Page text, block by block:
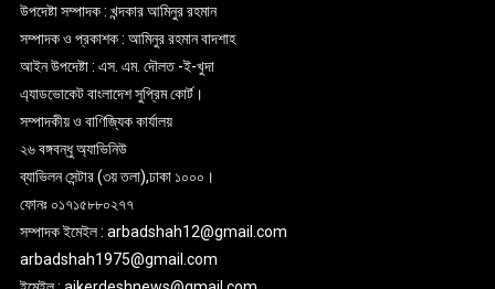
উপদেষ্টা সম্পাদক : খন্দকার আমিনুর রহমান
সম্পাদক ও প্রকাশক : আমিনুর রহমান বাদশাহ
আইন উপদেষ্টা : এস. এম. দৌলত -ই-খুদা
এ্যাডভোকেট বাংলাদেশ সুপ্রিম কোর্ট।
সম্পাদকীয় ও বাণিজ্যিক কার্যালয়
২৬ বঙ্গবন্ধু অ্যাভিনিউ
ব্যাভিলন সেন্টার (৩য় তলা),ঢাকা ১০০০।
ফোনঃ ০১৭১৫৮৮০২৭৭
সম্পাদক ইমেইল : arbadshah12@gmail.com
arbadshah1975@gmail.com